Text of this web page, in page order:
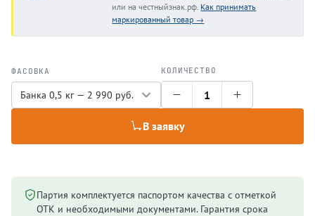
или на честныйзнак.рф. Как принимать
маркированный товар →
ФАСОВКА КОЛИЧЕСТВО
1
В заявку
Партия комплектуется паспортом качества с отметкой
ОТК и необходимыми документами. Гарантия срока